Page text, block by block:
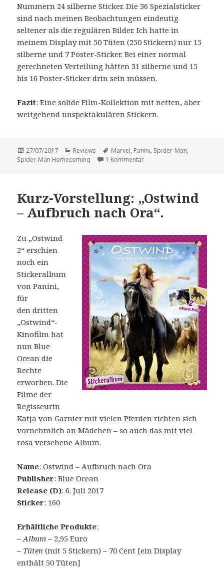
Nummern 24 silberne Sticker. Die 36 Spezialsticker
sind nach meinen Beobachtungen eindeutig
seltener als die regulären Bilder. Ich hatte in
meinem Display mit 50 Tüten (250 Stickern) nur 15
silberne und 7 Poster-Sticker. Bei einer normal
gerechneten Verteilung hätten 31 silberne und 15
bis 16 Poster-Sticker drin sein müssen.
Fazit: Eine solide Film-Kollektion mit netten, aber
weitgehend unspektakulären Stickern.
Veröffentlicht
am
27/07/2017 Kategorien
Reviews Schlagwörter
Marvel, Panini, Spider-Man,
Spider-Man Homecoming
1 Kommentarzu Vorstellung: „Spider-
Kurz-Vorstellung: „Ostwind
– Aufbruch nach Ora“.
Zu „Ostwind
2“ erschien
noch ein
Stickeralbum
von Panini,
für
den dritten
„Ostwind“-
Kinofilm hat
nun Blue
Ocean die
Rechte
erworben. Die
Filme der
Regisseurin
Katja von Garnier mit vielen Pferden richten sich
vornehmlich an Mädchen – so auch das mit viel
rosa versehene Album.
Name: Ostwind – Aufbruch nach Ora
Publisher: Blue Ocean
Release (D): 6. Juli 2017
Sticker: 160
Erhältliche Produkte:
–Album – 2,95 Euro
– Tüten (mit 5 Stickern) – 70 Cent [ein Display
enthält 50 Tüten]